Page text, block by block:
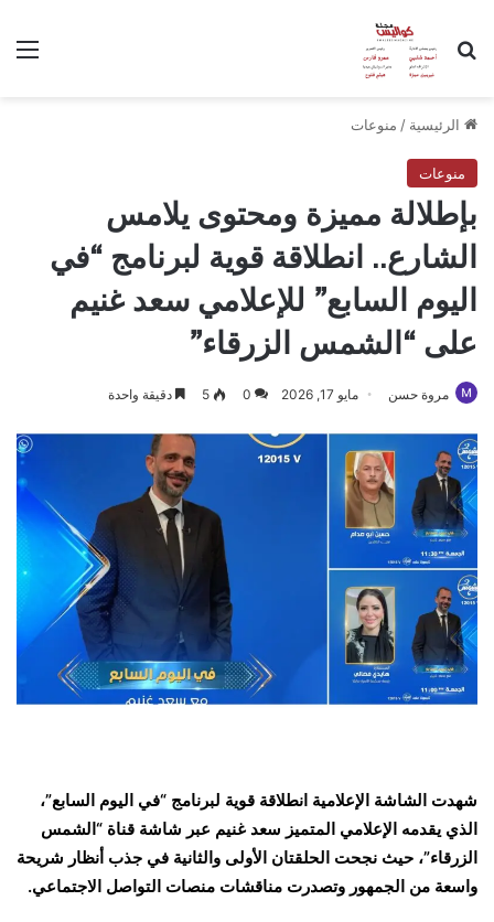
بحث عن
الرئيسية / منوعات
منوعات
​بإطلالة مميزة ومحتوى يلامس
الشارع.. انطلاقة قوية لبرنامج “في
اليوم السابع” للإعلامي سعد غنيم
على “الشمس الزرقاء”
مروة حسن مايو 17, 2026 0
5 دقيقة واحدة
شهدت الشاشة الإعلامية انطلاقة قوية لبرنامج “في اليوم السابع”،
الذي يقدمه الإعلامي المتميز سعد غنيم عبر شاشة قناة “الشمس
الزرقاء”، حيث نجحت الحلقتان الأولى والثانية في جذب أنظار شريحة
واسعة من الجمهور وتصدرت مناقشات منصات التواصل الاجتماعي.